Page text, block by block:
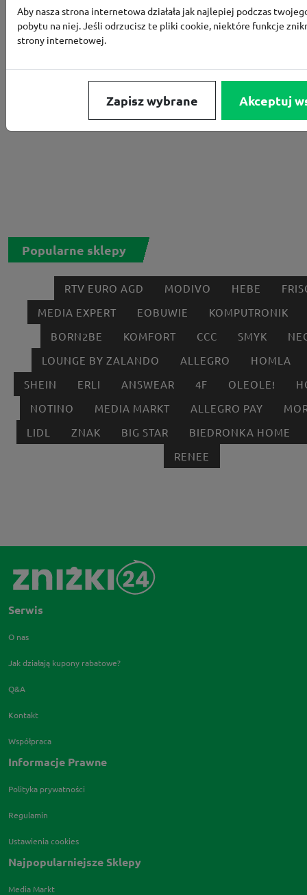
Popularne sklepy
RTV EURO AGD MODIVO HEBE
MEDIA EXPERT
EOBUWIE
KOMPUTRONIK
BORN2BE
KOMFORT CCC SMYK
LOUNGE BY ZALANDO
ALLEGRO
HOMLA
SHEIN
ERLI ANSWEAR 4F OLEOLE!
NOTINO
MEDIA MARKT ALLEGRO PAY
LIDL
ZNAK BIG STAR
BIEDRONKA HOME
RENEE
Serwis
O nas
Jak działają kupony rabatowe?
Q&A
Kontakt
Współpraca
Informacje Prawne
Polityka prywatności
Regulamin
Ustawienia cookies
Najpopularniejsze Sklepy
Media Markt
Aby nasza strona internetowa działała jak najlepiej podczas
pobytu na niej. Jeśli odrzucisz te pliki cookie, niektóre funkcje
strony internetowej.
Zapisz wybrane Akceptuj